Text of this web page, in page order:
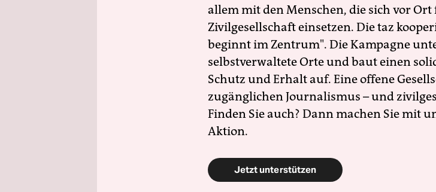
allem mit den Menschen, die sich vor
Zivilgesellschaft einsetzen. Die taz
beginnt im Zentrum". Die Kampagne
selbstverwaltete Orte und baut einen
Schutz und Erhalt auf. Eine offene
zugänglichen Journalismus – und
Finden Sie auch? Dann machen Sie mit
Aktion.
Jetzt unterstützen